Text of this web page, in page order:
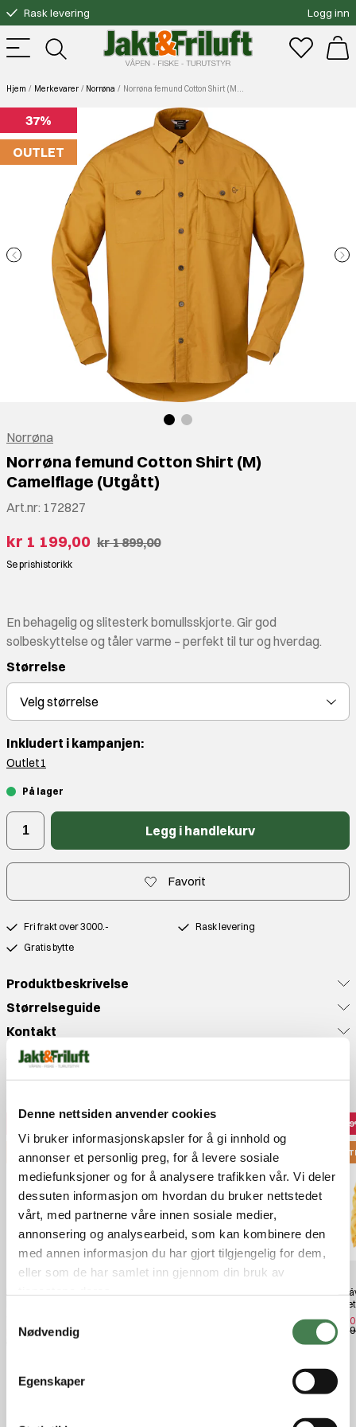
Denne nettsiden anvender cookies
Vi bruker informasjonskapsler for å gi innhold og
annonser et personlig preg, for å levere sosiale
mediefunksjoner og for å analysere trafikken vår. Vi deler
dessuten informasjon om hvordan du bruker nettstedet
vårt, med partnerne våre innen sosiale medier,
annonsering og analysearbeid, som kan kombinere den
med annen informasjon du har gjort tilgjengelig for dem,
eller som de har samlet inn gjennom din bruk av
Nødvendig
Egenskaper
Rask levering
Gratis bytte
Fri frakt over 3000.-
Logg inn
Hjem Merkevarer Norrøna Norrøna femund Cotton Shirt (M) Camelflage (Utgått)
37%
OUTLET
Norrøna
Norrøna femund Cotton Shirt (M)
Camelflage (Utgått)
Art.nr: 172827
kr 1 199,00 kr 1 899,00
Se prishistorikk
En behagelig og slitesterk bomullsskjorte. Gir god
solbeskyttelse og tåler varme – perfekt til tur og hverdag.
Størrelse
Velgstørrelse
Inkludert i kampanjen:
Outlet1
På lager
Legg i handlekurv
Favorit
Fri frakt over 3000.-
Rask levering
Gratis bytte
Produktbeskrivelse
Størrelseguide
Kontakt
Anmeldelser
Populære produkter
kr 1 999,00
OUTLET
kr
kr 2